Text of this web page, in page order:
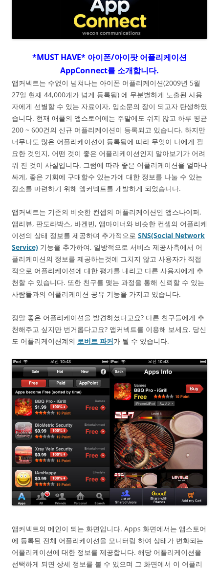
*MUST HAVE* 아이폰/아이팟 어플리케이션
AppConnect를 소개합니다.
앱커넥트는 수없이 넘쳐나는 아이폰 어플리케이션(2009년 5월
27일 현재 44,000개가 넘게 등록됨) 에 무분별하게 노출된 사용
자에게 선별할 수 있는 자료이자, 입소문의 장이 되고자 탄생하였
습니다. 현재 애플의 앱스토어에는 주말에도 쉬지 않고 하루 평균
200 ~ 600건의 신규 어플리케이션이 등록되고 있습니다. 하지만
너무나도 많은 어플리케이션이 등록됨에 따라 무엇이 나에게 필
요한 것인지, 어떤 것이 좋은 어플리케이션인지 알아보기가 어려
워 진 것이 사실입니다. 그럼에 따라 좋은 어플리케이션을 얼마나
싸게, 좋은 기회에 구매할수 있는가에 대한 정보를 나눌 수 있는
장소를 마련하기 위해 앱커넥트를 개발하게 되었습니다.
앱커넥트는 기존의 비슷한 컨셉의 어플리케이션인 앱스나이퍼,
앱리뷰, 판도라박스, 바겐빈, 앱마이너와 비슷한 컨셉의 어플리케
이션의 상태 정보를 제공하며 추가적으로 SNS(Social Network
Service) 기능을 추가하여, 일방적으로 서비스 제공사측에서 어
플리케이션의 정보를 제공하는것에 그치지 않고 사용자가 직접
적으로 어플리케이션에 대한 평가를 내리고 다른 사용자에게 추
천할 수 있습니다. 또한 친구를 맺는 과정을 통해 신뢰할 수 있는
사람들과의 어플리케이션 공유 기능을 가지고 있습니다.
정말 좋은 어플리케이션을 발견하셨다고요? 다른 친구들에게 추
천해주고 싶지만 번거롭다고요? 앱커넥트를 이용해 보세요. 당신
도 어플리케이션계의 로버트 파커가 될 수 있습니다.
앱커넥트의 메인이 되는 화면입니다. Apps 화면에서는 앱스토어
에 등록된 전체 어플리케이션을 모니터링 하여 상태가 변화되는
어플리케이션에 대한 정보를 제공합니다. 해당 어플리케이션을
선택하게 되면 상세 정보를 볼 수 있으며 그 화면에서 이 어플리